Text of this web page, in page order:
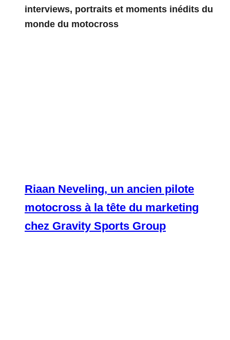
interviews, portraits et moments inédits du
monde du motocross
Riaan Neveling, un ancien pilote
motocross à la tête du marketing
chez Gravity Sports Group